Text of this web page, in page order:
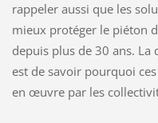
rappeler aussi que les
mieux protéger le piéton
depuis plus de 30 ans.
est de savoir pourquoi
en œuvre par les